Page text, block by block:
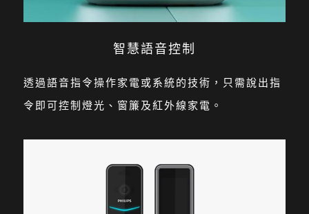
智慧語音控制
透過語音指令操作家電或系統的技術，只需說出指
令即可控制燈光、窗簾及紅外線家電。